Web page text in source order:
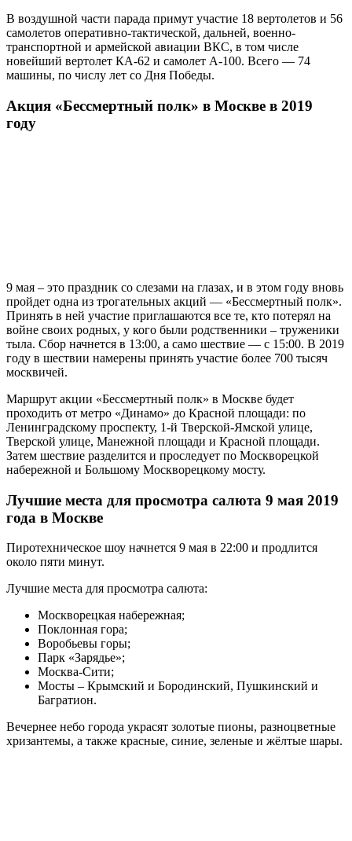
В воздушной части парада примут участие 18 вертолетов и 56
самолетов оперативно-тактической, дальней, военно-
транспортной и армейской авиации ВКС, в том числе
новейший вертолет КА-62 и самолет А-100. Всего — 74
машины, по числу лет со Дня Победы.
Акция «Бессмертный полк» в Москве в 2019
году
9 мая – это праздник со слезами на глазах, и в этом году вновь
пройдет одна из трогательных акций — «Бессмертный полк».
Принять в ней участие приглашаются все те, кто потерял на
войне своих родных, у кого были родственники – труженики
тыла. Сбор начнется в 13:00, а само шествие — с 15:00. В 2019
году в шествии намерены принять участие более 700 тысяч
москвичей.
Маршрут акции «Бессмертный полк» в Москве будет
проходить от метро «Динамо» до Красной площади: по
Ленинградскому проспекту, 1-й Тверской-Ямской улице,
Тверской улице, Манежной площади и Красной площади.
Затем шествие разделится и проследует по Москворецкой
набережной и Большому Москворецкому мосту.
Лучшие места для просмотра салюта 9 мая 2019
года в Москве
Пиротехническое шоу начнется 9 мая в 22:00 и продлится
около пяти минут.
Лучшие места для просмотра салюта:
Москворецкая набережная;
Поклонная гора;
Воробьевы горы;
Парк «Зарядье»;
Москва-Сити;
Мосты – Крымский и Бородинский, Пушкинский и
Багратион.
Вечернее небо города украсят золотые пионы, разноцветные
хризантемы, а также красные, синие, зеленые и жёлтые шары.